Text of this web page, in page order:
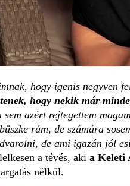
hogy igenis negyven
hogy nekik már
azért rejtegettem
rám, de számára
de ami igazán jól
a tévés, aki a Keleti
nélkül.